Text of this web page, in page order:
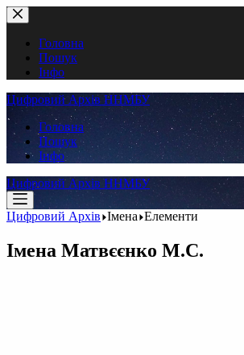
Перейти
до
вмістуГоловна
Пошук
Інфо
Цифровий Архів ННМБУ
Головна
Пошук
Інфо
Цифровий Архів ННМБУ
Цифровий Архів Імена Елементи
Імена Матвєєнко М.С.